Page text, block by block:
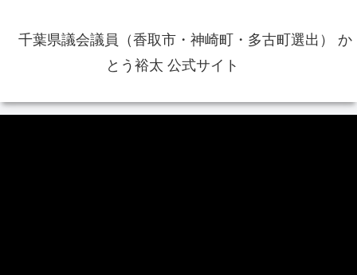
千葉県議会議員（香取市・神崎町・多古町選出） か
とう裕太 公式サイト